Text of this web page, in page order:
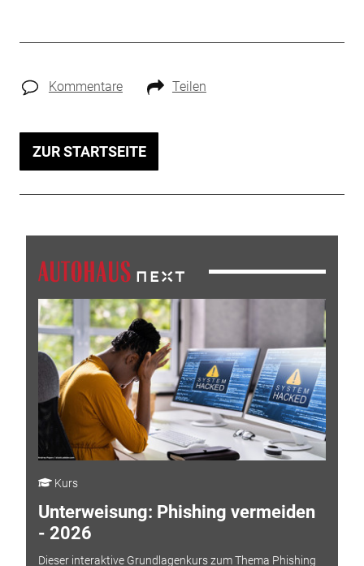
Kommentare Teilen
ZUR STARTSEITE
Kurs
Unterweisung: Phishing vermeiden
- 2026
Dieser interaktive Grundlagenkurs zum Thema Phishing